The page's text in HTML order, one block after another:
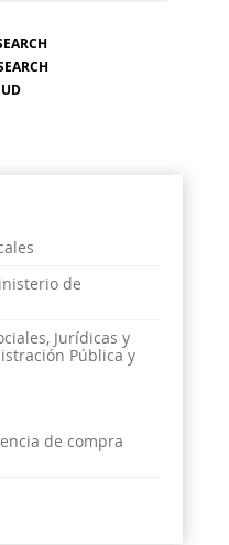
de
Jurídicas y
Pública y
de compra